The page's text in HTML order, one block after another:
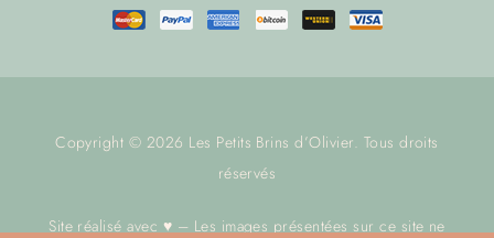
Copyright © 2026 Les Petits Brins d’Olivier. Tous droits
réservés
Site réalisé avec ♥ – Les images présentées sur ce site ne